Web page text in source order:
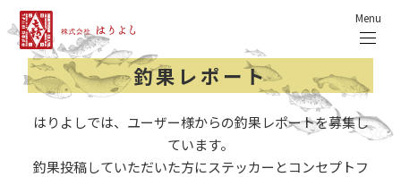
Menu
釣果レポート
はりよしでは、ユーザー様からの釣果レポートを募集し
ています。
釣果投稿していただいた方にステッカーとコンセプトフ